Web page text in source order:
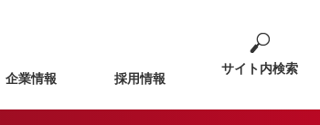
企業情報 採用情報
サイト内検索